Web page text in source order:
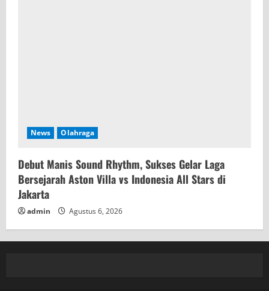
News Olahraga
Debut Manis Sound Rhythm, Sukses Gelar Laga
Bersejarah Aston Villa vs Indonesia All Stars di
Jakarta
admin Agustus 6, 2026